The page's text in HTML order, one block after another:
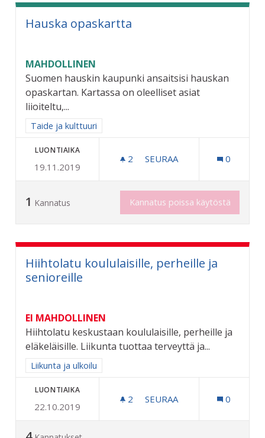
Hauska opaskartta
MAHDOLLINEN
Suomen hauskin kaupunki ansaitsisi hauskan
opaskartan. Kartassa on oleelliset asiat
liioiteltu,...
Rajaa tulokset aihepiirin mukaan: Taide ja kulttuuri
Taide ja kulttuuri
LUONTIAIKA
19.11.2019
2 2 SEURAAJAA
SEURAA 0
1 Kannatus Kannatus poissa käytöstä
Hiihtolatu koululaisille, perheille ja
senioreille
EI MAHDOLLINEN
Hiihtolatu keskustaan koululaisille, perheille ja
eläkeläisille. Liikunta tuottaa terveyttä ja...
Rajaa tulokset aihepiirin mukaan: Liikunta ja ulkoilu
Liikunta ja ulkoilu
LUONTIAIKA
22.10.2019
2 2 SEURAAJAA
SEURAA 0